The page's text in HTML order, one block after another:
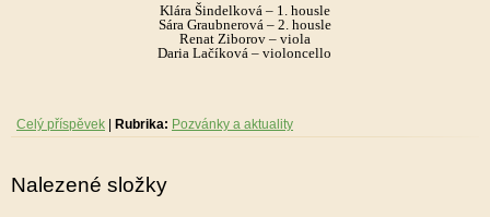
Klára Šindelková – 1. housle
Sára Graubnerová – 2. housle
Renat Ziborov – viola
Daria Lačíková – violoncello
Celý příspěvek Rubrika: Pozvánky a aktuality
Nalezené složky